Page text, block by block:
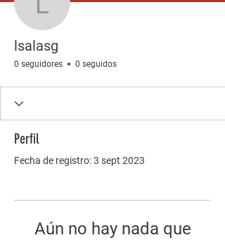
lsalasg
lsalasg
0 seguidores 0 seguidos
Perfil
Fecha de registro: 3 sept 2023
Aún no hay nada que